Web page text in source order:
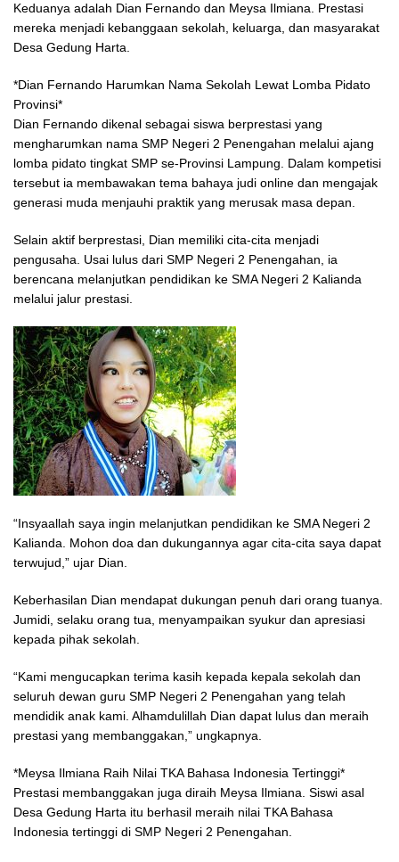
Keduanya adalah Dian Fernando dan Meysa Ilmiana. Prestasi
mereka menjadi kebanggaan sekolah, keluarga, dan masyarakat
Desa Gedung Harta.
*Dian Fernando Harumkan Nama Sekolah Lewat Lomba Pidato
Provinsi*
Dian Fernando dikenal sebagai siswa berprestasi yang
mengharumkan nama SMP Negeri 2 Penengahan melalui ajang
lomba pidato tingkat SMP se-Provinsi Lampung. Dalam kompetisi
tersebut ia membawakan tema bahaya judi online dan mengajak
generasi muda menjauhi praktik yang merusak masa depan.
Selain aktif berprestasi, Dian memiliki cita-cita menjadi
pengusaha. Usai lulus dari SMP Negeri 2 Penengahan, ia
berencana melanjutkan pendidikan ke SMA Negeri 2 Kalianda
melalui jalur prestasi.
“Insyaallah saya ingin melanjutkan pendidikan ke SMA Negeri 2
Kalianda. Mohon doa dan dukungannya agar cita-cita saya dapat
terwujud,” ujar Dian.
Keberhasilan Dian mendapat dukungan penuh dari orang tuanya.
Jumidi, selaku orang tua, menyampaikan syukur dan apresiasi
kepada pihak sekolah.
“Kami mengucapkan terima kasih kepada kepala sekolah dan
seluruh dewan guru SMP Negeri 2 Penengahan yang telah
mendidik anak kami. Alhamdulillah Dian dapat lulus dan meraih
prestasi yang membanggakan,” ungkapnya.
*Meysa Ilmiana Raih Nilai TKA Bahasa Indonesia Tertinggi*
Prestasi membanggakan juga diraih Meysa Ilmiana. Siswi asal
Desa Gedung Harta itu berhasil meraih nilai TKA Bahasa
Indonesia tertinggi di SMP Negeri 2 Penengahan.